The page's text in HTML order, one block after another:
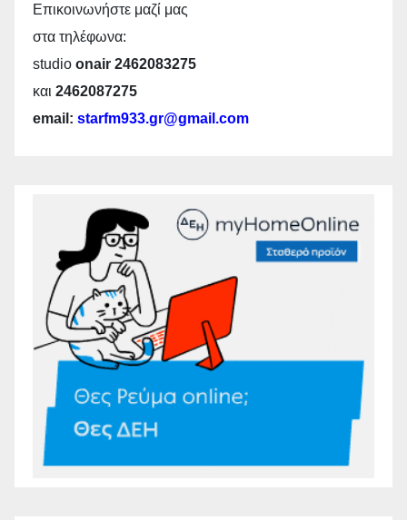
Επικοινωνήστε μαζί μας
στα τηλέφωνα:
studio onair 2462083275
και 2462087275
email: starfm933.gr@gmail.com